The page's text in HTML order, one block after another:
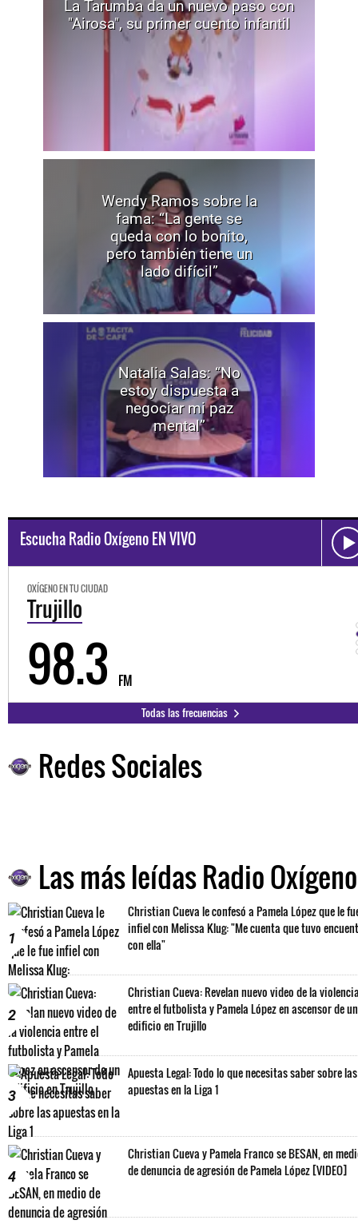
La Tarumba da un nuevo paso con
"Airosa", su primer cuento infantil
Wendy Ramos sobre la
fama: “La gente se
queda con lo bonito,
pero también tiene un
lado difícil”
Natalia Salas: “No
estoy dispuesta a
negociar mi paz
mental”
Escucha Radio Oxígeno EN VIVO
OXÍGENO EN TU CIUDAD
Trujillo
98.3 FM
Todas las frecuencias
Redes Sociales
Las más leídas Radio Oxígeno
1
Christian Cueva le confesó a Pamela López que le
infiel con Melissa Klug: "Me cuenta que tuvo
con ella"
2
Christian Cueva: Revelan nuevo video de la
entre el futbolista y Pamela López en ascensor de un
edificio en Trujillo
3
Apuesta Legal: Todo lo que necesitas saber sobre las
apuestas en la Liga 1
4
Christian Cueva y Pamela Franco se BESAN, en
de denuncia de agresión de Pamela López [VIDEO]